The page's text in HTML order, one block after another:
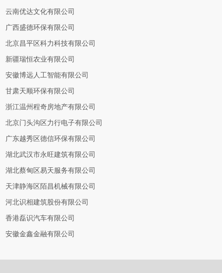
云南优达文化有限公司
广西盛德环保有限公司
北京昌平区科力科技有限公司
新疆瑞恒农业有限公司
安徽博远人工智能有限公司
甘肃天顺环保有限公司
浙江温州程奇房地产有限公司
北京门头沟区力行电子有限公司
广东越秀区德信环保有限公司
湖北武汉市永旺建筑有限公司
湖北蔡甸区易天服务有限公司
天津静海区陌昌机械有限公司
河北识相建筑股份有限公司
香港磊识汽车有限公司
安徽金鑫金融有限公司